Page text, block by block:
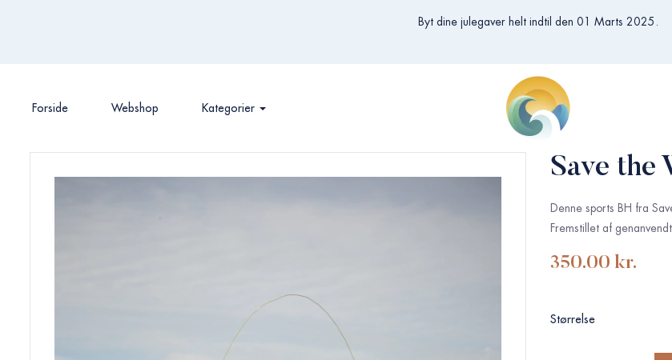
Byt dine julegaver helt indtil den 01 Marts 2025.
Forside Webshop Kategorier
Save the
Denne sports BH fra
Fremstillet af
350.00 kr.
Størrelse